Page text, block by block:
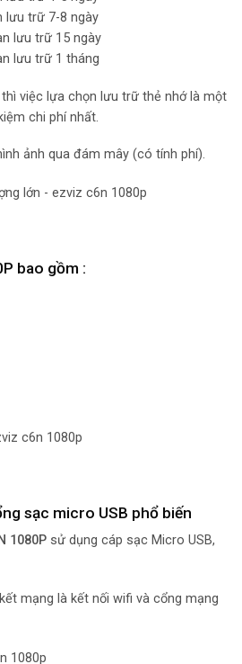
lưu trữ 7-8 ngày
lưu trữ 15 ngày
lưu trữ 1 tháng
việc lựa chọn lưu trữ thẻ nhớ là một
chi phí nhất.
ảnh qua đám mây (có tính phí).
bao gồm :
sạc micro USB phổ biến
1080P sử dụng cáp sạc Micro USB,
mạng là kết nối wifi và cổng mạng